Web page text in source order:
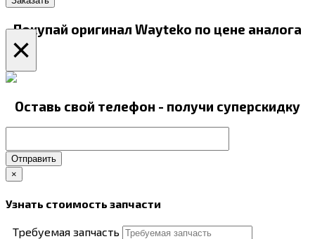
Покупай оригинал Wayteko по цене аналога
×
Оставь свой телефон - получи суперскидку
Отправить
×
Узнать стоимость запчасти
Требуемая запчасть